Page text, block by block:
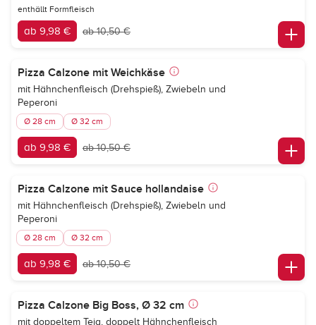
enthällt Formfleisch
ab 9,98 € ab 10,50 €
Pizza Calzone mit Weichkäse
mit Hähnchenfleisch (Drehspieß), Zwiebeln und
Peperoni
Ø 28 cm Ø 32 cm
ab 9,98 € ab 10,50 €
Pizza Calzone mit Sauce hollandaise
mit Hähnchenfleisch (Drehspieß), Zwiebeln und
Peperoni
Ø 28 cm Ø 32 cm
ab 9,98 € ab 10,50 €
Pizza Calzone Big Boss, Ø 32 cm
mit doppeltem Teig, doppelt Hähnchenfleisch